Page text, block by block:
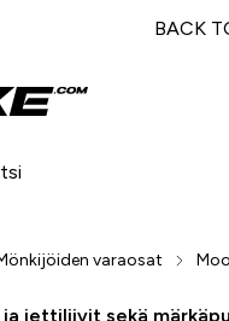
BACK
varaosat
jettiliivit sekä